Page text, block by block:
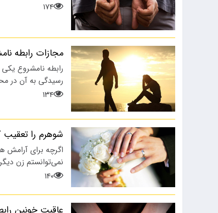
۱۷۴
مجازات رابطه
رابطه نامشروع
رسیدگی به آن در
۱۳۴
شوهرم را تعقیب کردم و
اگرچه برای آرامش
نمی‌توانستم زن
۱۴۰
عاقبت خونین